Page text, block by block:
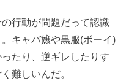
行動が問題だって認識
キャバ嬢や黒服(ボーイ)
たり、逆ギレしたりす
難しいんだ。